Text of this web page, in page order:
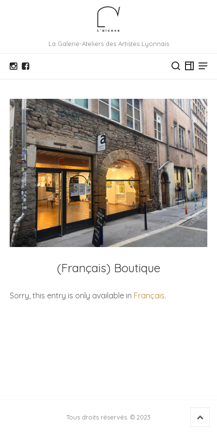
La Galerie-Ateliers des Artistes Lyonnais
(Français) Boutique
Sorry, this entry is only available in Français.
Tous droits réservés. © 2023 Back